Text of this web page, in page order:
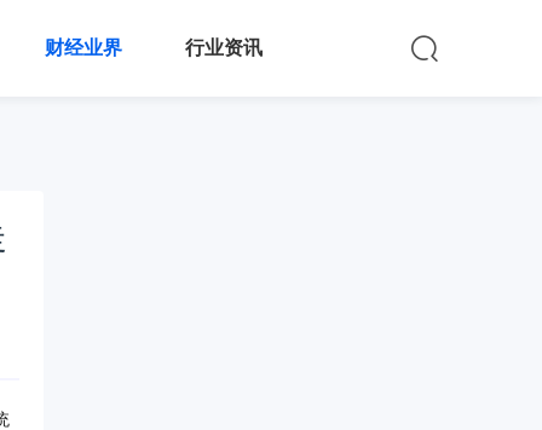
财经业界 行业资讯